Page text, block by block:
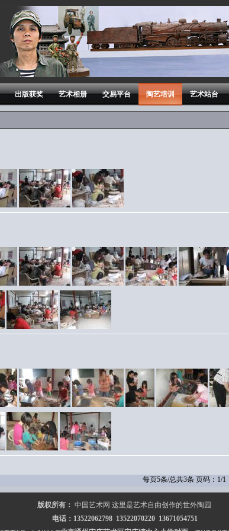
出版获奖 艺术相册 交易平台 陶艺培训 艺术站台
每页5条/总共3条 页码：1/1
版权所有： 中国艺术网 这里是艺术自由创作的世外陶园
电话：13522062798 13522070220 13671054751